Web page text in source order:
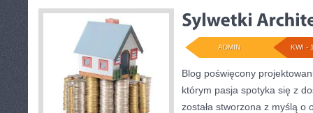
KWI -
ADMIN
Blog poświęcony
którym pasja spotyka się z
została stworzona z myślą o